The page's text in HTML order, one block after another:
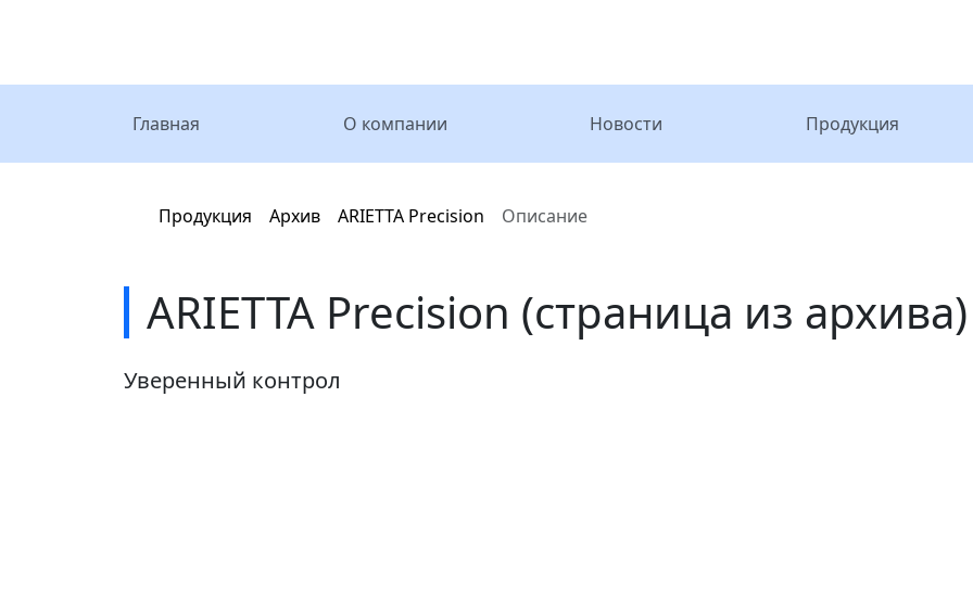
Главная О компании Новости Продукция
Главная
Продукция Архив ARIETTA Precision Описание
ARIETTA Precision (страница из архива)
Уверенный контрол